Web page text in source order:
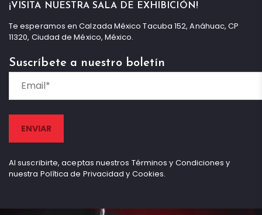
¡VISITA NUESTRA SALA DE EXHIBICIÓN!
Te esperamos en Calzada México Tacuba 152, Anáhuac, CP
11320, Ciudad de México, México.
Suscríbete a nuestro boletín
Al suscribirte, aceptas nuestros Términos y Condiciones y
nuestra Política de Privacidad y Cookies.